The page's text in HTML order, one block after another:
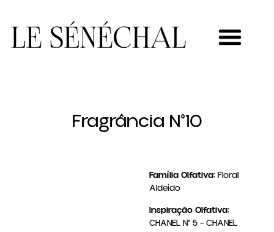
Fragrância N°10
Família Olfativa: Floral
Aldeído
Inspiração Olfativa:
CHANEL N° 5 – CHANEL